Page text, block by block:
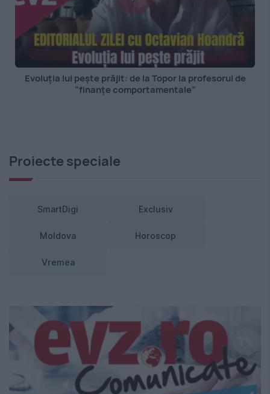
Evoluția lui pește prăjit: de la Topor la profesorul de
”finanțe comportamentale”
Proiecte speciale
SmartDigi Exclusiv
Moldova Horoscop
Vremea